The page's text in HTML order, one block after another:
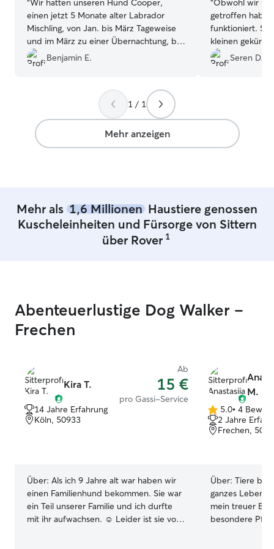
“Wir hatten unseren Hund Cooper,
einen jetzt 5 Monate alter Labrador
Mischling, von Jan. bis März Tageweise
und im März zu einer Übernachtung, bei
Yvonne eingebucht. Etwas besseres
hätte Cooper und uns nicht passieren
bei ihr wohlgefühlt. Sie geht individuell
auf die Bedürfnisse des Tieres ein, ist
auf unsere Wünsche eingegangen, die
Komunikation währened der Betreuung
war unkompliziert und eine Umbuchung
könnte. ”
Benjamin E.
“Obwohl wir
getroffen
funktioniert.
kleinen
☺️” Seren D.
1 / 1
Mehr anzeigen
Mehr als 1,6 Millionen Haustiere genossen
Kuscheleinheiten und Fürsorge von Sittern
über Rover 1
Abenteuerlustige Dog Walker –
Frechen
Kira T.
Ab
15 €
pro Gassi-Service
14 Jahre Erfahrung
Köln, 50933
Über: Als ich 9 Jahre alt war haben wir
einen Familienhund bekommen. Sie war
ein Teil unserer Familie und ich durfte
mit ihr aufwachsen. ☺️ Leider ist sie vor
M.
5.0
von
5
5.0• 4
2 Jahre
Frechen,
Über: Tiere
ganzes Leben.
mein treuer
besondere